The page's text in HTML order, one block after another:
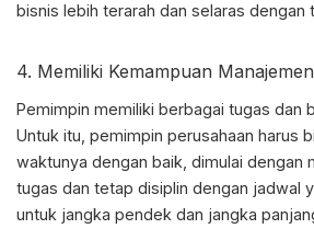
bisnis lebih terarah dan selaras dengan
4. Memiliki Kemampuan
Pemimpin memiliki berbagai tugas dan
Untuk itu, pemimpin perusahaan harus
waktunya dengan baik, dimulai dengan
tugas dan tetap disiplin dengan jadwal
untuk jangka pendek dan jangka